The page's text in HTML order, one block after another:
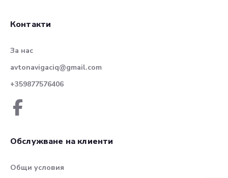
Контакти
За нас
avtonavigaciq@gmail.com
+359877576406
Обслужване на клиенти
Общи условия